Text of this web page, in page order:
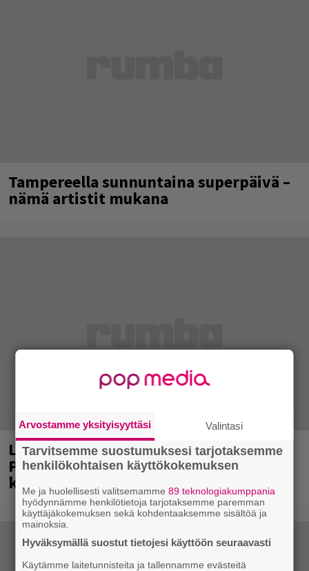
Tampereella sunnuntaina superpäivä –
nämä artistit mukana
Laittomasta graffitista kiinni jäänyt
Paavo Arhinmäki jälleen spraypullo
kädessä – näitä puolueita ei kiinnosta
Arvostamme yksityisyyttäsi Valintasi
Tarvitsemme suostumuksesi tarjotaksemme
henkilökohtaisen käyttökokemuksen
Me ja huolellisesti valitsemamme89 teknologiakumppania
hyödynnämme henkilötietoja tarjotaksemme paremman
käyttäjäkokemuksen sekä kohdentaaksemme sisältöä ja
mainoksia.
Hyväksymällä suostut tietojesi käyttöön seuraavasti
Käytämme laitetunnisteita ja tallennamme evästeitä